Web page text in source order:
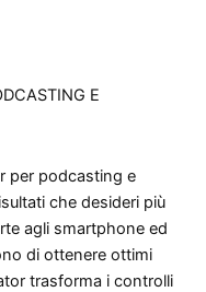
E
per podcasting e
che desideri più
agli smartphone ed
di ottenere ottimi
trasforma i controlli